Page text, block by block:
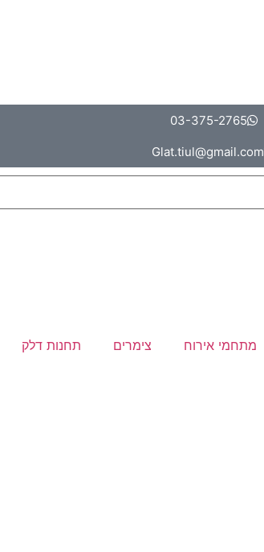
03-375-2765
Glat.tiul@gmail.com
מתחמי אירוח צימרים תחנות דלק